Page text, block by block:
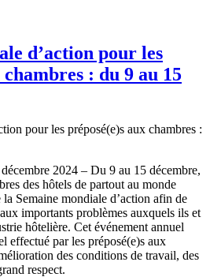
d’action pour les
chambres : du 9 au 15
2024 – Du 9 au 15 décembre,
des hôtels de partout au monde
la Semaine mondiale d’action afin de
importants problèmes auxquels ils et
hôtelière. Cet événement annuel
effectué par les préposé(e)s aux
des conditions de travail, des
respect.